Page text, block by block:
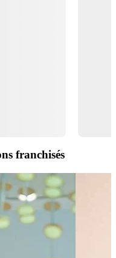
franchisés